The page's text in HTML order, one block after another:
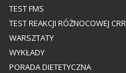
TEST FMS
TEST REAKCJI RÓŻNOCOWEJ CRR
WARSZTATY
WYKŁADY
PORADA DIETETYCZNA